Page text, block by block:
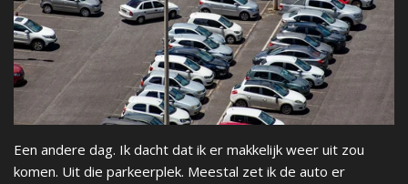
Een andere dag. Ik dacht dat ik er makkelijk weer uit zou
komen. Uit die parkeerplek. Meestal zet ik de auto er